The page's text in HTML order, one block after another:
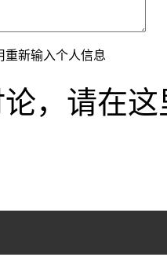
重新输入个人信息
，请在这